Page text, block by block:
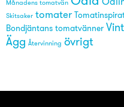
Månadens tomatvän
Skitsaker tomater
Bondjäntans tomatvänner
Ägg Återvinning övrigt